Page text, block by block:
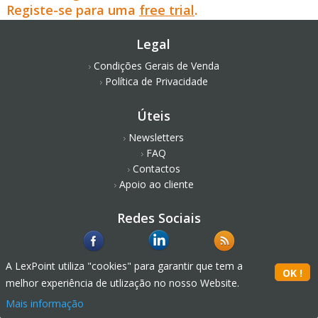
Registe-se para uma free trial.
Legal
Condições Gerais de Venda
Política de Privacidade
Úteis
Newsletters
FAQ
Contactos
Apoio ao cliente
Redes Sociais
A LexPoint utiliza "cookies" para garantir que tem a
melhor experiência de utlização no nosso Website.
Mais informação